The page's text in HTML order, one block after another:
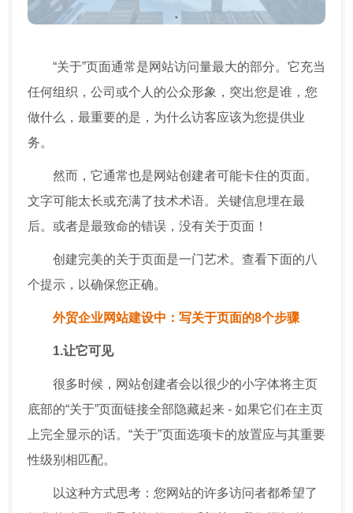
“关于”页面通常是网站访问量最大的部分。它充当
任何组织，公司或个人的公众形象，突出您是谁，您
做什么，最重要的是，为什么访客应该为您提供业
务。
然而，它通常也是网站创建者可能卡住的页面。
文字可能太长或充满了技术术语。关键信息埋在最
后。或者是最致命的错误，没有关于页面！
创建完美的关于页面是一门艺术。查看下面的八
个提示，以确保您正确。
外贸企业网站建设中：写关于页面的8个步骤
1.让它可见
很多时候，网站创建者会以很少的小字体将主页
底部的“关于”页面链接全部隐藏起来 - 如果它们在主页
上完全显示的话。“关于”页面选项卡的放置应与其重要
性级别相匹配。
以这种方式思考：您网站的许多访问者都希望了